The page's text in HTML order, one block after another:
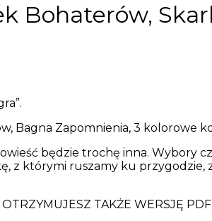
Bohaterów,
Bagna Zapomnienia, 3 kolorowe
będzie trochę inna. Wybory
z którymi ruszamy ku przygodzie,
TAKŻE WERSJĘ PDF.